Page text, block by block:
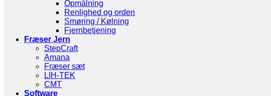
Opmålning
Renlighed og orden
Smøring / Kølning
Fjernbetjening
Fræser Jern
StepCraft
Amana
Fræser sæt
LIH-TEK
CMT
Software